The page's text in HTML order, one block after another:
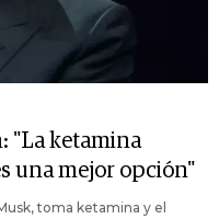
"La ketamina
una mejor opción"
toma ketamina y el